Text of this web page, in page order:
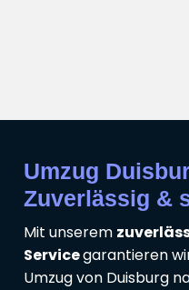
Umzug
Zuverlässig &
Mit unserem
Servicegarantieren
Umzug von Duisburg